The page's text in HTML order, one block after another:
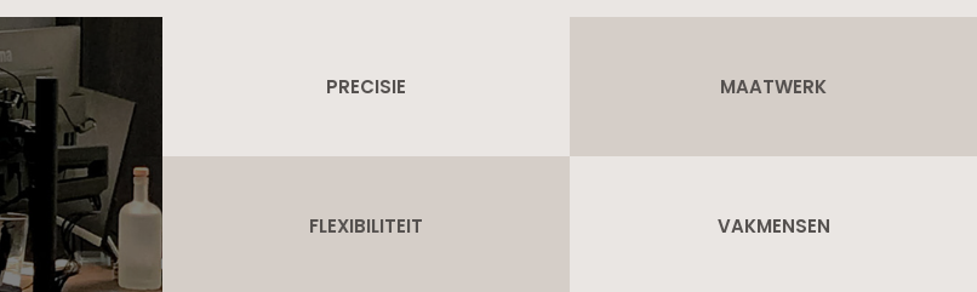
PRECISIE MAATWERK
FLEXIBILITEIT VAKMENSEN